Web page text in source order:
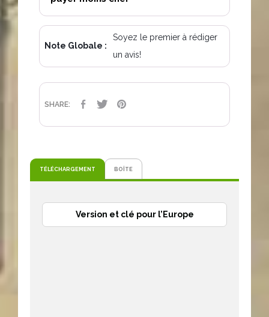
Note Globale :
Soyez le premier à rédiger
un avis!
SHARE: PARTAGER
TWEET
TÉLÉCHARGEMENT BOÎTE
Version et clé pour l’Europe